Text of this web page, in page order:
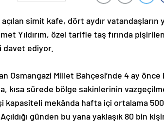
simit kafe, dört aydır
Yıldırım, özel tarifle taş fırında
davet ediyor.
Osmangazi Millet Bahçesi’nde 4 ay
kısa sürede bölge sakinlerinin
kapasiteli mekânda hafta içi ortalama
Açıldığı günden bu yana yaklaşık 80 bin